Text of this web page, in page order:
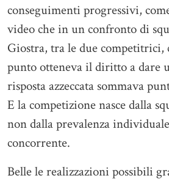
conseguimenti progressivi,
video che in un confronto di
Giostra, tra le due competitrici,
punto otteneva il diritto a dare
risposta azzeccata sommava
E la competizione nasce dalla
non dalla prevalenza
concorrente.
Belle le realizzazioni possibili